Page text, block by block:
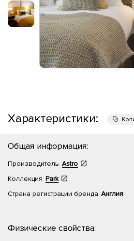
Характеристики:
Общая информация:
Производитель Astro
Коллекция Park
Страна регистрации бренда Англия
Физические свойства: